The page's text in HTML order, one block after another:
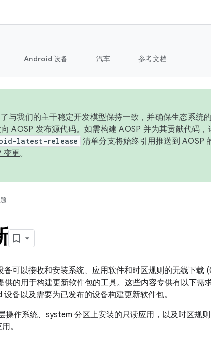
Android 设备 汽车 参考文档
与我们的主干稳定开发模型保持一致，并确保生态系统
AOSP 发布源代码。如需构建 AOSP 并为其贡献代码，
latest-release 清单分支将始终引用推送到 AOSP
变更。
备可以接收和安装系统、应用软件和时区规则的无线下载
供的用于构建更新软件包的工具。这些内容专供有以下需
备以及需要为已发布的设备构建更新软件包。
操作系统、system 分区上安装的只读应用，以及时区规
。